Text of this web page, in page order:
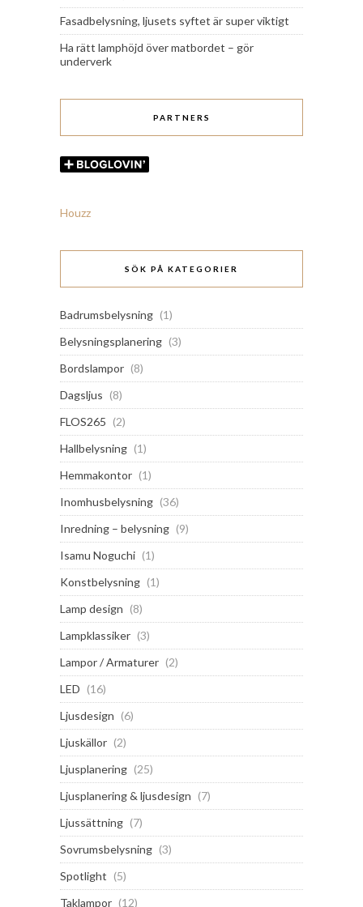
Fasadbelysning, ljusets syftet är super viktigt
Ha rätt lamphöjd över matbordet – gör
underverk
PARTNERS
Houzz
SÖK PÅ KATEGORIER
Badrumsbelysning (1)
Belysningsplanering (3)
Bordslampor (8)
Dagsljus (8)
FLOS265 (2)
Hallbelysning (1)
Hemmakontor (1)
Inomhusbelysning (36)
Inredning – belysning (9)
Isamu Noguchi (1)
Konstbelysning (1)
Lamp design (8)
Lampklassiker (3)
Lampor / Armaturer (2)
LED (16)
Ljusdesign (6)
Ljuskällor (2)
Ljusplanering (25)
Ljusplanering & ljusdesign (7)
Ljussättning (7)
Sovrumsbelysning (3)
Spotlight (5)
Taklampor (12)